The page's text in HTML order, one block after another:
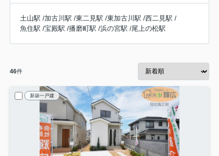
土山駅 /加古川駅 /東二見駅 /東加古川駅 /西二見駅 /
魚住駅 /宝殿駅 /播磨町駅 /浜の宮駅 /尾上の松駅
46件
新築一戸建